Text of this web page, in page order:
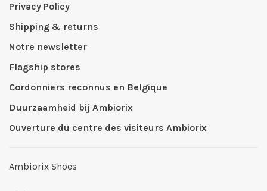
Privacy Policy
Shipping & returns
Notre newsletter
Flagship stores
Cordonniers reconnus en Belgique
Duurzaamheid bij Ambiorix
Ouverture du centre des visiteurs Ambiorix
Ambiorix Shoes